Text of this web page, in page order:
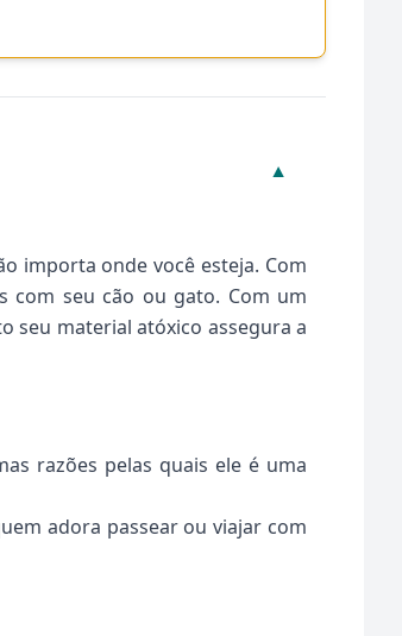
▼
importa onde você esteja. Com
com seu cão ou gato. Com um
seu material atóxico assegura a
razões pelas quais ele é uma
adora passear ou viajar com